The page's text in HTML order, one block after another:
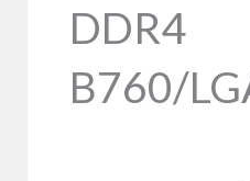
DDR4
B760/